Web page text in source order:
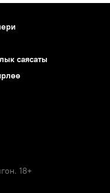
саясаты
18+